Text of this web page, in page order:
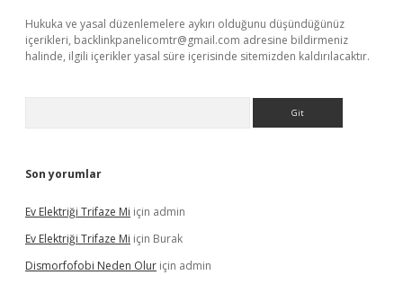
Hukuka ve yasal düzenlemelere aykırı olduğunu düşündüğünüz
içerikleri, backlinkpanelicomtr@gmail.com adresine bildirmeniz
halinde, ilgili içerikler yasal süre içerisinde sitemizden kaldırılacaktır.
Son yorumlar
Ev Elektriği Trifaze Mi için admin
Ev Elektriği Trifaze Mi için Burak
Dismorfofobi Neden Olur için admin